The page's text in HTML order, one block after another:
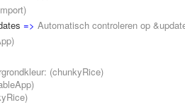
)
=> Automatisch controleren op
)
(chunkyRice)
)
)